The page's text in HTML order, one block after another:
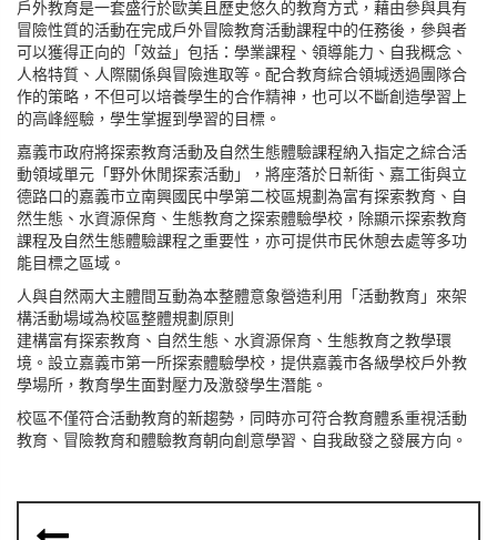
戶外教育是一套盛行於歐美且歷史悠久的教育方式，藉由參與具有
冒險性質的活動在完成戶外冒險教育活動課程中的任務後，參與者
可以獲得正向的「效益」包括：學業課程、領導能力、自我概念、
人格特質、人際關係與冒險進取等。配合教育綜合領堿透過團隊合
作的策略，不但可以培養學生的合作精神，也可以不斷創造學習上
的高峰經驗，學生掌握到學習的目標。
嘉義市政府將探索教育活動及自然生態體驗課程納入指定之綜合活
動領域單元「野外休閒探索活動」，將座落於日新街、嘉工街與立
德路口的嘉義市立南興國民中學第二校區規劃為富有探索教育、自
然生態、水資源保育、生態教育之探索體驗學校，除顯示探索教育
課程及自然生態體驗課程之重要性，亦可提供市民休憩去處等多功
能目標之區域。
人與自然兩大主體間互動為本整體意象營造利用「活動教育」來架
構活動場域為校區整體規劃原則
建構富有探索教育、自然生態、水資源保育、生態教育之教學環
境。設立嘉義市第一所探索體驗學校，提供嘉義市各級學校戶外教
學場所，教育學生面對壓力及激發學生潛能。
校區不僅符合活動教育的新趨勢，同時亦可符合教育體系重視活動
教育、冒險教育和體驗教育朝向創意學習、自我啟發之發展方向。